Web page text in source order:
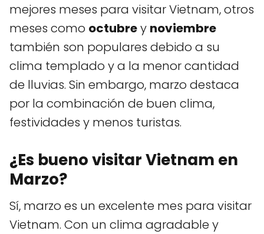
mejores meses para visitar Vietnam, otros
meses como octubrey noviembre
también son populares debido a su
clima templado y a la menor cantidad
de lluvias. Sin embargo, marzo destaca
por la combinación de buen clima,
festividades y menos turistas.
¿Es bueno visitar Vietnam en
Marzo?
Sí, marzo es un excelente mes para visitar
Vietnam. Con un clima agradable y